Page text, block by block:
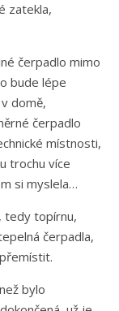
zatekla,
čerpadlo mimo
bude lépe
domě,
čerpadlo
místnosti,
trochu více
si myslela…
tedy topírnu,
čerpadla,
bylo